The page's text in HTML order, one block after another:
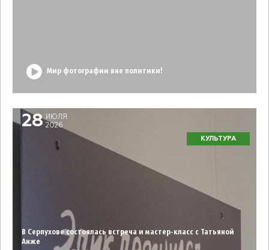
Мир фотографии вне политики!
28 ИЮЛЯ
2026
КУЛЬТУРА
В Серпухове состоялась встреча и мастер-класс с Татьяной
Анже